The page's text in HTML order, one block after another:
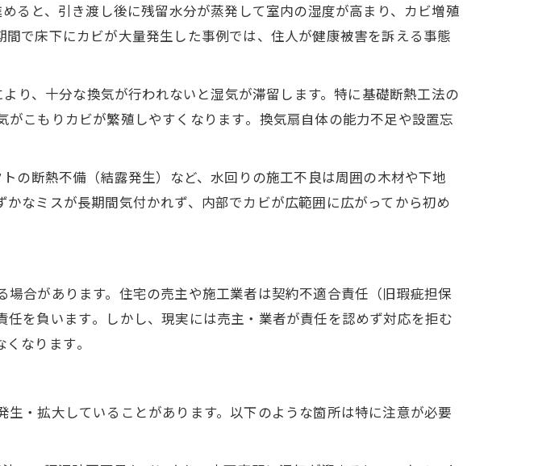
ると、引き渡し後に残留水分が蒸発して室内の湿度が高まり、カビ増殖
で床下にカビが大量発生した事例では、住人が健康被害を訴える事態
り、十分な換気が行われないと湿気が滞留します。特に基礎断熱工法の
こもりカビが繁殖しやすくなります​。換気扇自体の能力不足や設置忘
の断熱不備（結露発生）など、水回りの施工不良は周囲の木材や下地
なミスが長期間気付かれず、内部でカビが広範囲に広がってから初め
合があります。住宅の売主や施工業者は契約不適合責任（旧瑕疵担保
を負います​。しかし、現実には売主・業者が責任を認めず対応を拒む
なります​。
・拡大していることがあります。以下のような箇所は特に注意が必要